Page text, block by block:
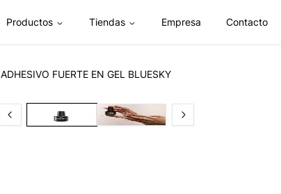
Productos Tiendas Empresa Contacto
ADHESIVO FUERTE EN GEL BLUESKY
Previous slideSlide 2 Slide2of Next slide